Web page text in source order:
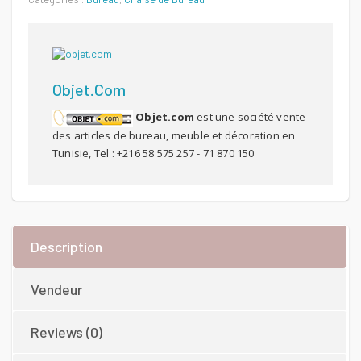
Objet.com
Objet.com est une société vente
des articles de bureau, meuble et décoration en
Tunisie, Tel : +216 58 575 257 - 71 870 150
Description
Vendeur
Reviews (0)